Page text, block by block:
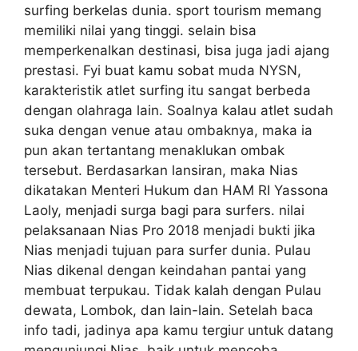
surfing berkelas dunia. sport tourism memang
memiliki nilai yang tinggi. selain bisa
memperkenalkan destinasi, bisa juga jadi ajang
prestasi. Fyi buat kamu sobat muda NYSN,
karakteristik atlet surfing itu sangat berbeda
dengan olahraga lain. Soalnya kalau atlet sudah
suka dengan venue atau ombaknya, maka ia
pun akan tertantang menaklukan ombak
tersebut. Berdasarkan lansiran, maka Nias
dikatakan Menteri Hukum dan HAM RI Yassona
Laoly, menjadi surga bagi para surfers. nilai
pelaksanaan Nias Pro 2018 menjadi bukti jika
Nias menjadi tujuan para surfer dunia. Pulau
Nias dikenal dengan keindahan pantai yang
membuat terpukau. Tidak kalah dengan Pulau
dewata, Lombok, dan lain-lain. Setelah baca
info tadi, jadinya apa kamu tergiur untuk datang